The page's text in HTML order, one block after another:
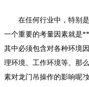
在任何行业中，特别
一个重要的考量因素就是
其中必须包含对各种环境
理环境、工作环境等。那
素对龙门吊操作的影响呢